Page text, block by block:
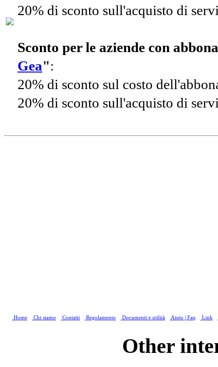
20% di sconto sull'acquisto di
Sconto per le aziende con
Gea":
20% di sconto sul costo
20% di sconto sull'acquisto di
Home Chi siamo Contatti Regolamento Documenti e utilità Aiuto | Faq Link
Other